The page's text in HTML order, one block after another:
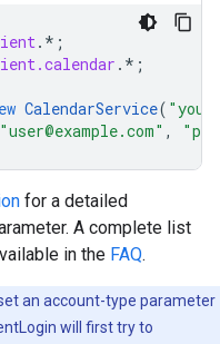
.* ;
.* ;
CalendarService(
"user@example.com" ,
for a detailed
A complete list
in the FAQ.
an account-type parameter
will first try to